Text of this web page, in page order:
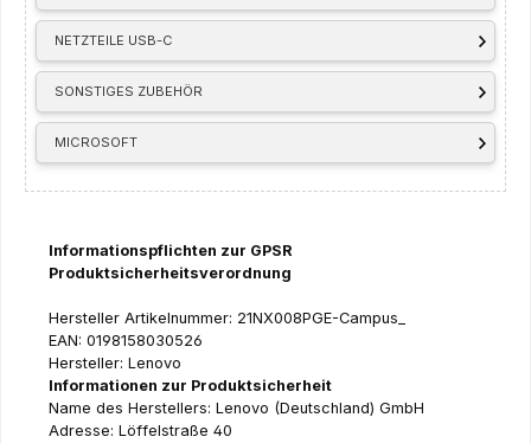
NETZTEILE USB-C
SONSTIGES ZUBEHÖR
MICROSOFT
Informationspflichten zur GPSR
Produktsicherheitsverordnung
Hersteller Artikelnummer: 21NX008PGE-Campus_
EAN: 0198158030526
Hersteller: Lenovo
Informationen zur Produktsicherheit
Name des Herstellers: Lenovo (Deutschland) GmbH
Adresse: Löffelstraße 40